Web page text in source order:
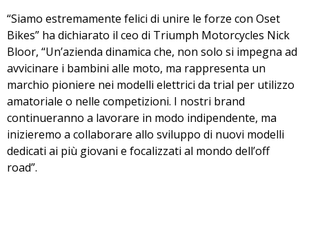
“Siamo estremamente felici di unire le forze con Oset
Bikes” ha dichiarato il ceo di Triumph Motorcycles Nick
Bloor, “Un’azienda dinamica che, non solo si impegna ad
avvicinare i bambini alle moto, ma rappresenta un
marchio pioniere nei modelli elettrici da trial per utilizzo
amatoriale o nelle competizioni. I nostri brand
continueranno a lavorare in modo indipendente, ma
inizieremo a collaborare allo sviluppo di nuovi modelli
dedicati ai più giovani e focalizzati al mondo dell’off
road”.